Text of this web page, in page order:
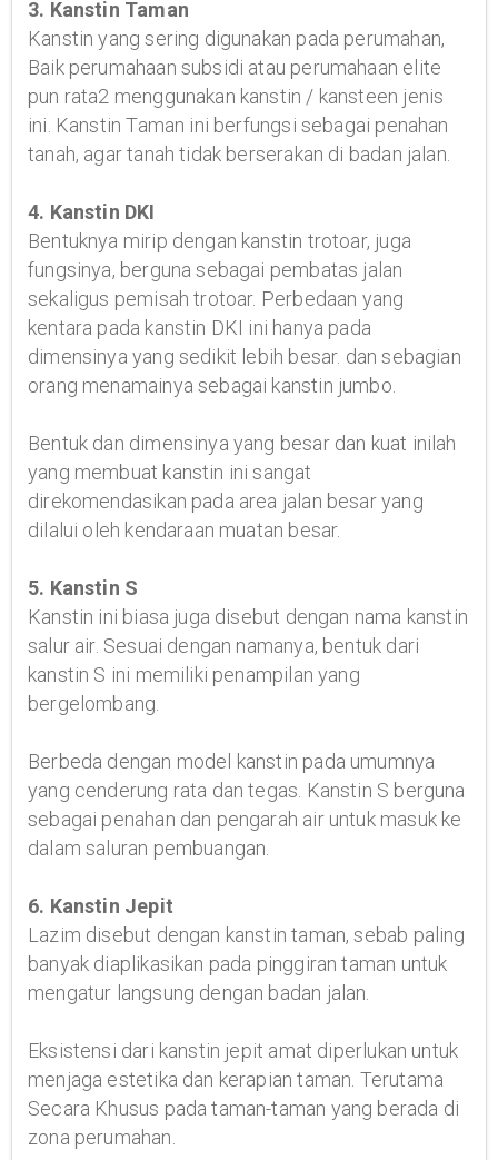
3. Kanstin Taman
Kanstin yang sering digunakan pada perumahan,
Baik perumahaan subsidi atau perumahaan elite
pun rata2 menggunakan kanstin / kansteen jenis
ini. Kanstin Taman ini berfungsi sebagai penahan
tanah, agar tanah tidak berserakan di badan jalan.
4. Kanstin DKI
Bentuknya mirip dengan kanstin trotoar, juga
fungsinya, berguna sebagai pembatas jalan
sekaligus pemisah trotoar. Perbedaan yang
kentara pada kanstin DKI ini hanya pada
dimensinya yang sedikit lebih besar. dan sebagian
orang menamainya sebagai kanstin jumbo.
Bentuk dan dimensinya yang besar dan kuat inilah
yang membuat kanstin ini sangat
direkomendasikan pada area jalan besar yang
dilalui oleh kendaraan muatan besar.
5. Kanstin S
Kanstin ini biasa juga disebut dengan nama kanstin
salur air. Sesuai dengan namanya, bentuk dari
kanstin S ini memiliki penampilan yang
bergelombang.
Berbeda dengan model kanstin pada umumnya
yang cenderung rata dan tegas. Kanstin S berguna
sebagai penahan dan pengarah air untuk masuk ke
dalam saluran pembuangan.
6. Kanstin Jepit
Lazim disebut dengan kanstin taman, sebab paling
banyak diaplikasikan pada pinggiran taman untuk
mengatur langsung dengan badan jalan.
Eksistensi dari kanstin jepit amat diperlukan untuk
menjaga estetika dan kerapian taman. Terutama
Secara Khusus pada taman-taman yang berada di
zona perumahan.